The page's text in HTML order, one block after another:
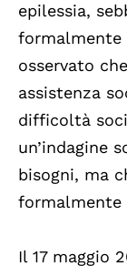
epilessia,
formalmente
osservato
assistenza
difficoltà
un’indagine
bisogni, ma
formalmente
Il 17 maggio